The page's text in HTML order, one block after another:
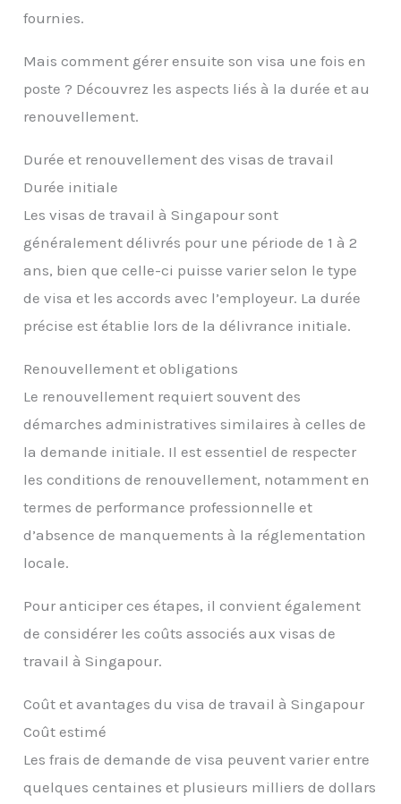
fournies.
Mais comment gérer ensuite son visa une fois en
poste ? Découvrez les aspects liés à la durée et au
renouvellement.
Durée et renouvellement des visas de travail
Durée initiale
Les visas de travail à Singapour sont
généralement délivrés pour une période de 1 à 2
ans, bien que celle-ci puisse varier selon le type
de visa et les accords avec l’employeur. La durée
précise est établie lors de la délivrance initiale.
Renouvellement et obligations
Le renouvellement requiert souvent des
démarches administratives similaires à celles de
la demande initiale. Il est essentiel de respecter
les conditions de renouvellement, notamment en
termes de performance professionnelle et
d’absence de manquements à la réglementation
locale.
Pour anticiper ces étapes, il convient également
de considérer les coûts associés aux visas de
travail à Singapour.
Coût et avantages du visa de travail à Singapour
Coût estimé
Les frais de demande de visa peuvent varier entre
quelques centaines et plusieurs milliers de dollars